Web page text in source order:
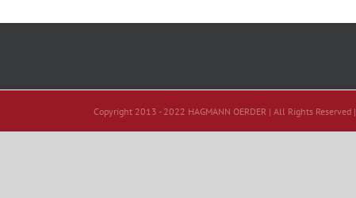
Copyright 2013 - 2022 HAGMANN OERDER | All Rights Reserved |